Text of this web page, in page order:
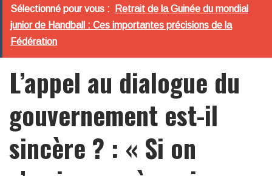
Sélectionné pour vous :
Retrait de la Guinée du mondial
junior de Handball : Ces importantes précisions de la
Fédération
L’appel au dialogue du
gouvernement est-il
sincère ? : « Si on